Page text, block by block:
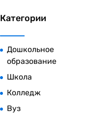
Категории
Дошкольное
образование
Школа
Колледж
Вуз